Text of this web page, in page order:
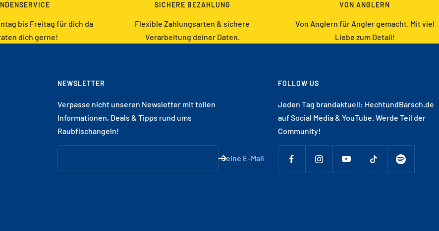
bis Freitag für dich da
dich gerne!
SICHERE BEZAHLUNG
Flexible Zahlungsarten & sichere
Verarbeitung deiner Daten.
VON ANGLERN
Von Anglern für Angler gemacht. Mit viel
Liebe zum Detail!
NEWSLETTER
Verpasse nicht unseren Newsletter mit tollen
Informationen, Deals & Tipps rund ums
Raubfischangeln!
Deine E-Mail
FOLLOW US
Jeden Tag brandaktuell: HechtundBarsch.de
auf Social Media & YouTube. Werde Teil der
Community!